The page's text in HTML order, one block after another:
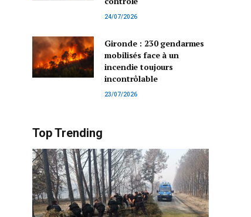
24/07/2026
Gironde : 230 gendarmes
mobilisés face à un
incendie toujours
incontrôlable
23/07/2026
Top Trending